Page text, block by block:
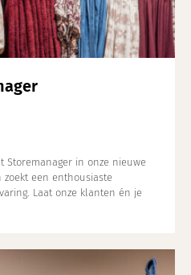
Storemanager in onze nieuwe
een enthousiaste
Laat onze klanten én je